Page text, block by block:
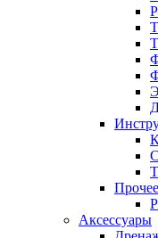
Аксессуары